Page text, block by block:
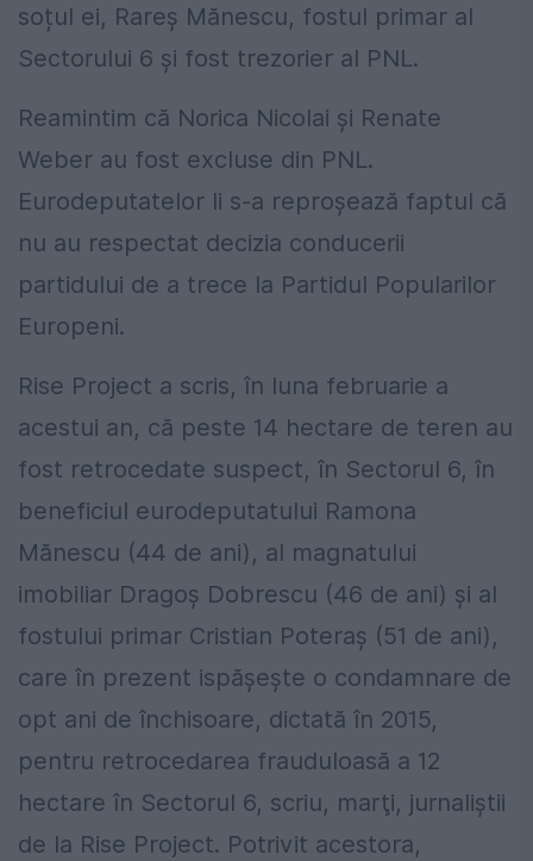
soțul ei, Rareș Mănescu, fostul primar al
Sectorului 6 și fost trezorier al PNL.
Reamintim că Norica Nicolai și Renate
Weber au fost excluse din PNL.
Eurodeputatelor li s-a reproșează faptul că
nu au respectat decizia conducerii
partidului de a trece la Partidul Popularilor
Europeni.
Rise Project a scris, în luna februarie a
acestui an, că peste 14 hectare de teren au
fost retrocedate suspect, în Sectorul 6, în
beneficiul eurodeputatului Ramona
Mănescu (44 de ani), al magnatului
imobiliar Dragoş Dobrescu (46 de ani) şi al
fostului primar Cristian Poteraş (51 de ani),
care în prezent ispăşeşte o condamnare de
opt ani de închisoare, dictată în 2015,
pentru retrocedarea frauduloasă a 12
hectare în Sectorul 6, scriu, marţi, jurnaliştii
de la Rise Project. Potrivit acestora,